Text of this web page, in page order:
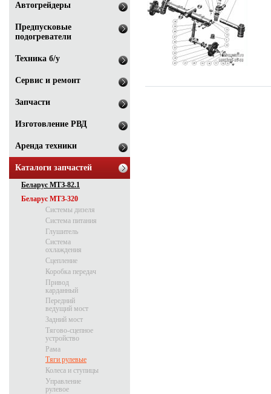
Автогрейдеры
Предпусковые
подогреватели
Техника б/у
Сервис и ремонт
Запчасти
Изготовление РВД
Аренда техники
Каталоги запчастей
Беларус МТЗ-82.1
Беларус МТЗ-320
Системы дизеля
Система питания
Глушитель
Система
охлаждения
Сцепление
Коробка передач
Привод
карданный
Передний
ведущий мост
Задний мост
Тягово-сцепное
устройство
Рама
Тяги рулевые
Колеса и ступицы
Управление
рулевое